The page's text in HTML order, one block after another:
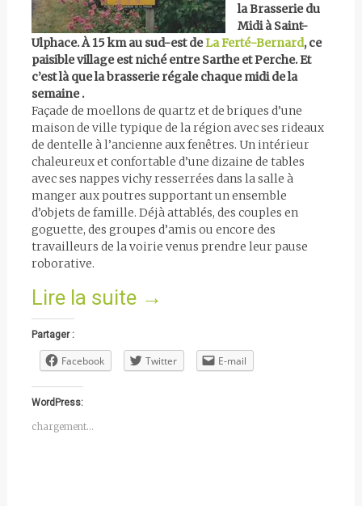
la Brasserie du
Midi à Saint-
Ulphace. À 15 km au sud-est deLa Ferté-Bernard, ce
paisible village est niché entre Sarthe et Perche. Et
c’est là que la brasserie régale chaque midi de la
semaine .
Façade de moellons de quartz et de briques d’une
maison de ville typique de la région avec ses rideaux
de dentelle à l’ancienne aux fenêtres. Un intérieur
chaleureux et confortable d’une dizaine de tables
avec ses nappes vichy resserrées dans la salle à
manger aux poutres supportant un ensemble
d’objets de famille. Déjà attablés, des couples en
goguette, des groupes d’amis ou encore des
travailleurs de la voirie venus prendre leur pause
roborative.
Lire la suite →
Partager :
Facebook Twitter E-mail
WordPress:
chargement…